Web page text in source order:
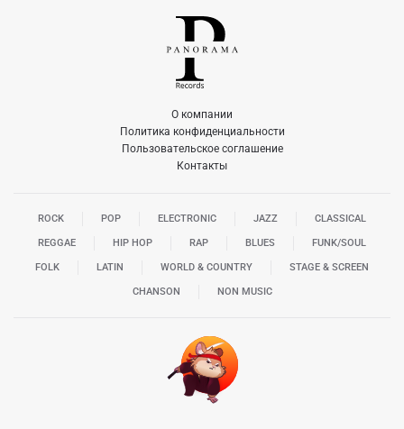
О компании
Политика конфиденциальности
Пользовательское соглашение
Контакты
ROCK POP ELECTRONIC JAZZ CLASSICAL
REGGAE HIP HOP RAP BLUES FUNK/SOUL
FOLK LATIN WORLD & COUNTRY STAGE & SCREEN
CHANSON NON MUSIC